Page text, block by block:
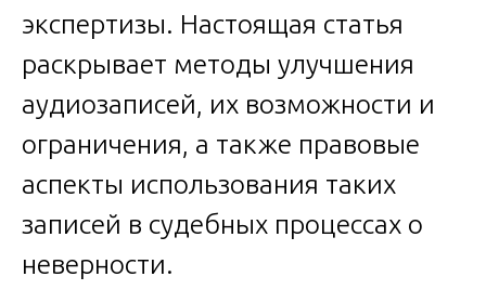
экспертизы. Настоящая статья
раскрывает методы улучшения
аудиозаписей, их возможности и
ограничения, а также правовые
аспекты использования таких
записей в судебных процессах о
неверности.